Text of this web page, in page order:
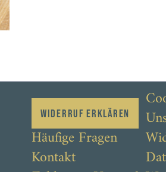
Widerruf erklären
Häufige Fragen
Kontakt